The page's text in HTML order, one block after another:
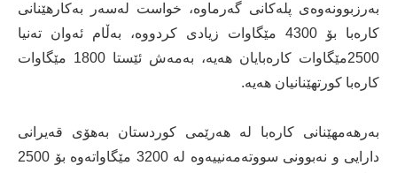
بەرزبوونەوەی پلەکانی گەرماوە، خواست لەسەر بەکارهێنانی
کارەبا بۆ 4300 مێگاوات زیادی کردووە، بەڵام ئەوان تەنیا
2500مێگاوات کارەبایان هەیە، بەمەش ئێستا 1800 مێگاوات
کارەبا کورتهێنانیان هەیە.
بەرهەمهێنانی کارەبا لە هەرێمی کوردستان بەهۆی قەیرانی
دارایی و نەبوونی سووتەمەنییەوە لە 3200 مێگاواتەوە بۆ 2500